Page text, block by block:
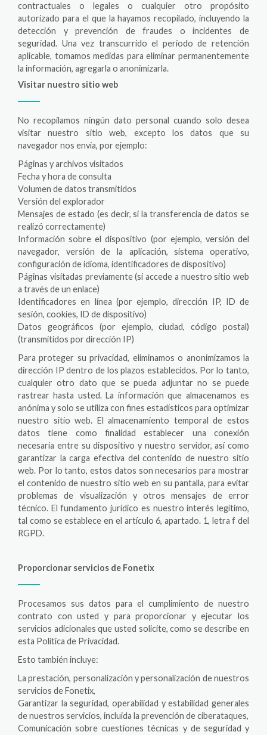
contractuales o legales o cualquier otro propósito
autorizado para el que la hayamos recopilado, incluyendo la
detección y prevención de fraudes o incidentes de
seguridad. Una vez transcurrido el período de retención
aplicable, tomamos medidas para eliminar permanentemente
la información, agregarla o anonimizarla.
Visitar nuestro sitio web
No recopilamos ningún dato personal cuando solo desea
visitar nuestro sitio web, excepto los datos que su
navegador nos envía, por ejemplo:
Páginas y archivos visitados
Fecha y hora de consulta
Volumen de datos transmitidos
Versión del explorador
Mensajes de estado (es decir, si la transferencia de datos se
realizó correctamente)
Información sobre el dispositivo (por ejemplo, versión del
navegador, versión de la aplicación, sistema operativo,
configuración de idioma, identificadores de dispositivo)
Páginas visitadas previamente (si accede a nuestro sitio web
a través de un enlace)
Identificadores en línea (por ejemplo, dirección IP, ID de
sesión, cookies, ID de dispositivo)
Datos geográficos (por ejemplo, ciudad, código postal)
(transmitidos por dirección IP)
Para proteger su privacidad, eliminamos o anonimizamos la
dirección IP dentro de los plazos establecidos. Por lo tanto,
cualquier otro dato que se pueda adjuntar no se puede
rastrear hasta usted. La información que almacenamos es
anónima y solo se utiliza con fines estadísticos para optimizar
nuestro sitio web. El almacenamiento temporal de estos
datos tiene como finalidad establecer una conexión
necesaria entre su dispositivo y nuestro servidor, así como
garantizar la carga efectiva del contenido de nuestro sitio
web. Por lo tanto, estos datos son necesarios para mostrar
el contenido de nuestro sitio web en su pantalla, para evitar
problemas de visualización y otros mensajes de error
técnico. El fundamento jurídico es nuestro interés legítimo,
tal como se establece en el artículo 6, apartado. 1, letra f del
RGPD.
Proporcionar servicios de Fonetix
Procesamos sus datos para el cumplimiento de nuestro
contrato con usted y para proporcionar y ejecutar los
servicios adicionales que usted solicite, como se describe en
esta Política de Privacidad.
Esto también incluye:
La prestación, personalización y personalización de nuestros
servicios de Fonetix,
Garantizar la seguridad, operabilidad y estabilidad generales
de nuestros servicios, incluida la prevención de ciberataques,
Comunicación sobre cuestiones técnicas y de seguridad y